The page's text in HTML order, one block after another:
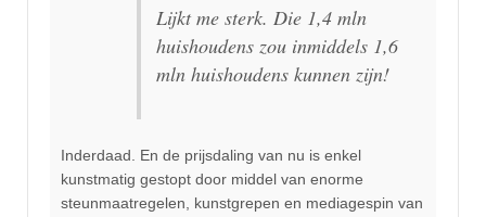
Lijkt me sterk. Die 1,4 mln
huishoudens zou inmiddels 1,6
mln huishoudens kunnen zijn!
Inderdaad. En de prijsdaling van nu is enkel
kunstmatig gestopt door middel van enorme
steunmaatregelen, kunstgrepen en mediagespin van